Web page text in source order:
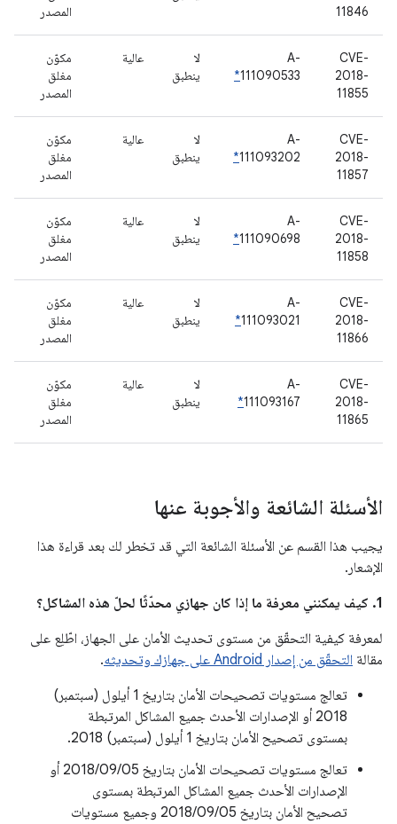
11846
المصدر
CVE-
2018-
11855
A-
111090533
*
لا
ينطبق
عالية
مكوّن
مغلق
المصدر
CVE-
2018-
11857
A-
111093202
*
لا
ينطبق
عالية
مكوّن
مغلق
المصدر
CVE-
2018-
11858
A-
111090698
*
لا
ينطبق
عالية
مكوّن
مغلق
المصدر
CVE-
2018-
11866
A-
111093021
*
لا
ينطبق
عالية
مكوّن
مغلق
المصدر
CVE-
2018-
11865
A-
111093167
*
لا
ينطبق
عالية
مكوّن
مغلق
المصدر
الأسئلة الشائعة والأجوبة عنها
يجيب هذا القسم عن الأسئلة الشائعة التي قد تخطر لك بعد قراءة هذا
الإشعار.
1. كيف يمكنني معرفة ما إذا كان جهازي محدّثًا لحلّ هذه المشاكل؟
لمعرفة كيفية التحقّق من مستوى تحديث الأمان على الجهاز، اطّلِع على
مقالة التحقّق من إصدار Android على جهازك وتحديثه
.
تعالج مستويات تصحيحات الأمان بتاريخ 1 أيلول (سبتمبر)
2018 أو الإصدارات الأحدث جميع المشاكل المرتبطة
بمستوى تصحيح الأمان بتاريخ 1 أيلول (سبتمبر) 2018.
تعالج مستويات تصحيحات الأمان بتاريخ 05‏/09‏/2018 أو
الإصدارات الأحدث جميع المشاكل المرتبطة بمستوى
تصحيح الأمان بتاريخ 05‏/09‏/2018 وجميع مستويات